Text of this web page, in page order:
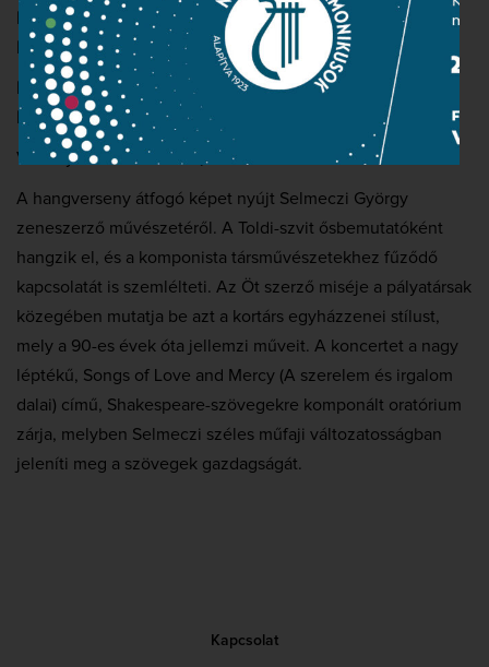
Bretz Gábor basszbariton
Réti Balázszongora
Nemzeti Énekkar
(karigazgató: Somos Csaba)
Danubia Zenekar
Vezényel:Somos Csaba, Cristian Mandeal
A hangverseny átfogó képet nyújt Selmeczi György
zeneszerző művészetéről. A Toldi-szvit ősbemutatóként
hangzik el, és a komponista társművészetekhez fűződő
kapcsolatát is szemlélteti. Az Öt szerző miséje a pályatársak
közegében mutatja be azt a kortárs egyházzenei stílust,
mely a 90-es évek óta jellemzi műveit. A koncertet a nagy
léptékű, Songs of Love and Mercy (A szerelem és irgalom
dalai) című, Shakespeare-szövegekre komponált oratórium
zárja, melyben Selmeczi széles műfaji változatosságban
jeleníti meg a szövegek gazdagságát.
Kapcsolat